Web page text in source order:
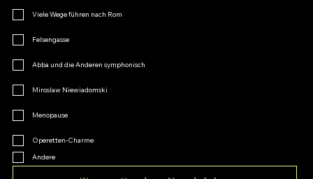
Viele Wege führen nach Rom
Felsengasse
Abba und die Anderen symphonisch
Miroslaw Niewiadomski
Menopause
Operetten-Charme
Andere